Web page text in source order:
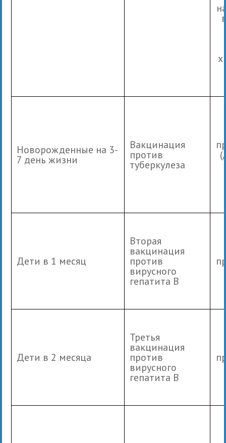
Новорожденные на 3-
7 день жизни
Вакцинация
против
туберкулеза
Дети в 1 месяц
Вторая
вакцинация
против
вирусного
гепатита В
Дети в 2 месяца
Третья
вакцинация
против
вирусного
гепатита В